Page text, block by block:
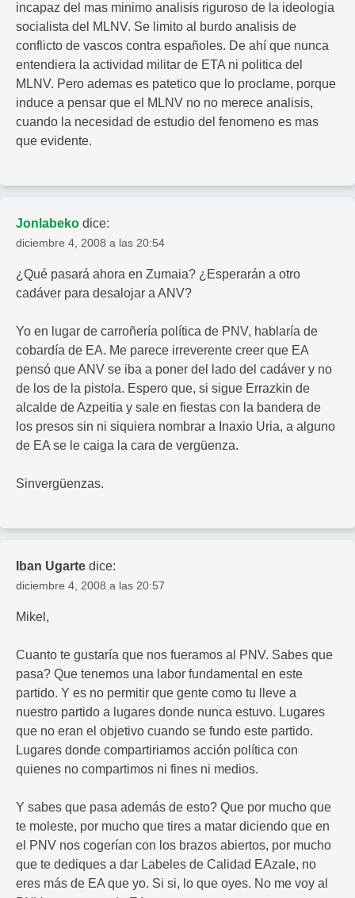
incapaz del mas minimo analisis riguroso de la ideologia
socialista del MLNV. Se limito al burdo analisis de
conflicto de vascos contra españoles. De ahí que nunca
entendiera la actividad militar de ETA ni politica del
MLNV. Pero ademas es patetico que lo proclame, porque
induce a pensar que el MLNV no no merece analisis,
cuando la necesidad de estudio del fenomeno es mas
que evidente.
Jonlabeko dice:
diciembre 4, 2008 a las 20:54
¿Qué pasará ahora en Zumaia? ¿Esperarán a otro
cadáver para desalojar a ANV?
Yo en lugar de carroñería política de PNV, hablaría de
cobardía de EA. Me parece irreverente creer que EA
pensó que ANV se iba a poner del lado del cadáver y no
de los de la pistola. Espero que, si sigue Errazkin de
alcalde de Azpeitia y sale en fiestas con la bandera de
los presos sin ni siquiera nombrar a Inaxio Uria, a alguno
de EA se le caiga la cara de vergüenza.
Sinvergüenzas.
Iban Ugarte dice:
diciembre 4, 2008 a las 20:57
Mikel,
Cuanto te gustaría que nos fueramos al PNV. Sabes que
pasa? Que tenemos una labor fundamental en este
partido. Y es no permitir que gente como tu lleve a
nuestro partido a lugares donde nunca estuvo. Lugares
que no eran el objetivo cuando se fundo este partido.
Lugares donde compartiriamos acción política con
quienes no compartimos ni fines ni medios.
Y sabes que pasa además de esto? Que por mucho que
te moleste, por mucho que tires a matar diciendo que en
el PNV nos cogerían con los brazos abiertos, por mucho
que te dediques a dar Labeles de Calidad EAzale, no
eres más de EA que yo. Si si, lo que oyes. No me voy al